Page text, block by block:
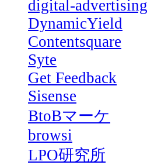
digital-advertising
DynamicYield
Contentsquare
Syte
Get Feedback
Sisense
BtoBマーケ
browsi
LPO研究所